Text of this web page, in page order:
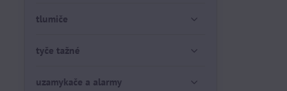
tlumiče
tyče tažné
uzamykače a alarmy